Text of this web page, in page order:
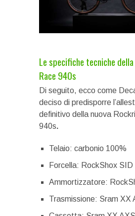
Le specifiche tecniche
Race 940s
Di seguito, ecco come
deciso di predisporre
definitivo della nuova
940s.
Telaio: carbonio 100%
Forcella: RockShox
Ammortizzatore:
Trasmissione: Sram XX